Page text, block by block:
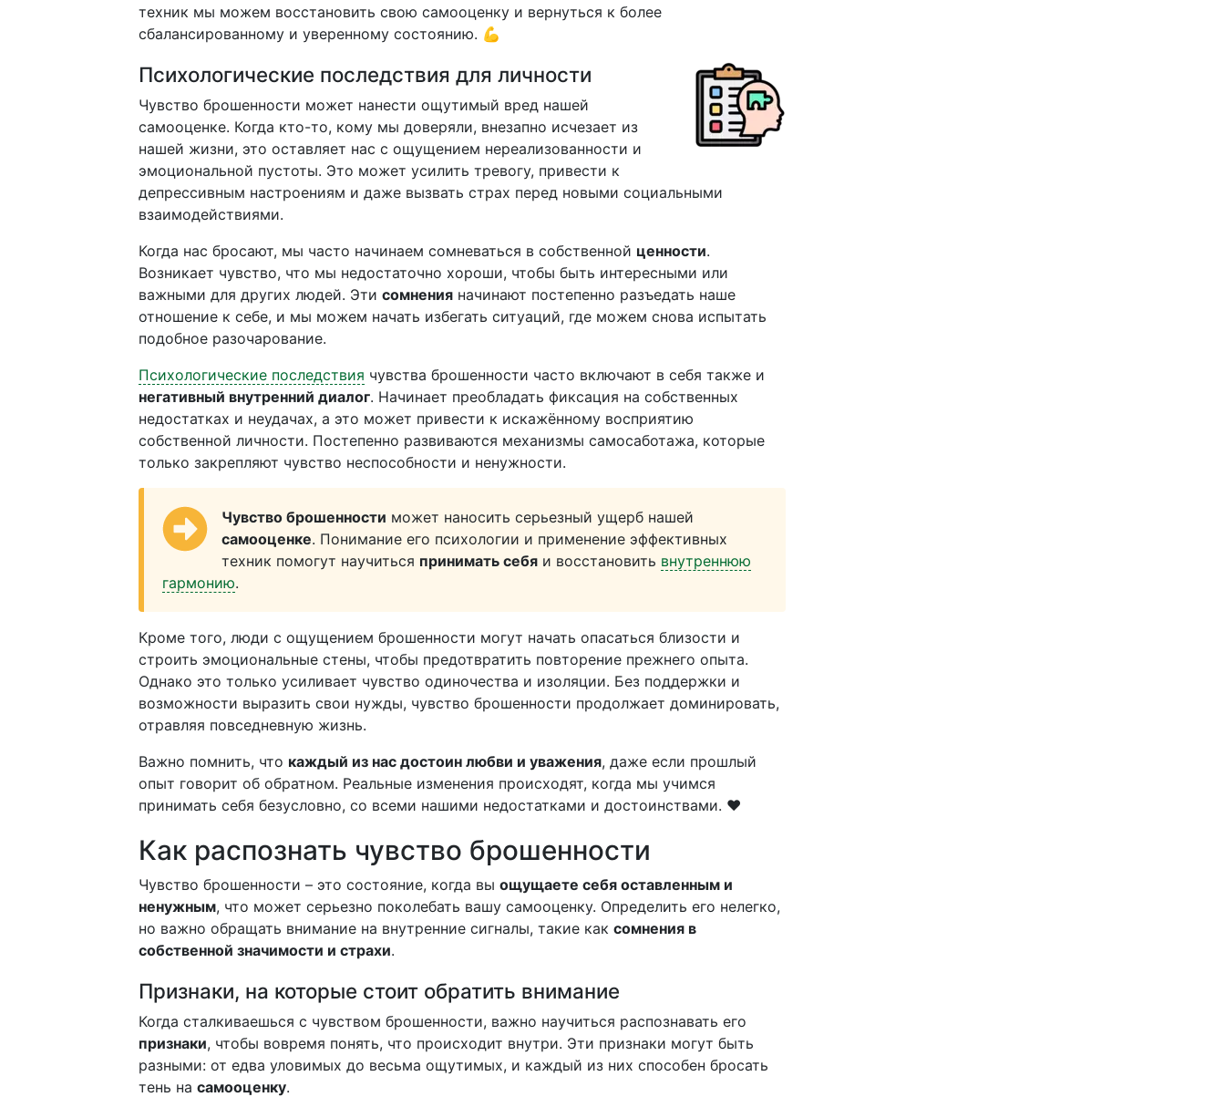
техник мы можем восстановить свою самооценку и вернуться к более
сбалансированному и уверенному состоянию. 💪
Психологические последствия для личности
Чувство брошенности может нанести ощутимый вред нашей
самооценке. Когда кто-то, кому мы доверяли, внезапно исчезает из
нашей жизни, это оставляет нас с ощущением нереализованности и
эмоциональной пустоты. Это может усилить тревогу, привести к
депрессивным настроениям и даже вызвать страх перед новыми социальными
взаимодействиями.
Когда нас бросают, мы часто начинаем сомневаться в собственной ценности.
Возникает чувство, что мы недостаточно хороши, чтобы быть интересными или
важными для других людей. Эти сомнения начинают постепенно разъедать наше
отношение к себе, и мы можем начать избегать ситуаций, где можем снова испытать
подобное разочарование.
Психологические последствия чувства брошенности часто включают в себя также и
негативный внутренний диалог. Начинает преобладать фиксация на собственных
недостатках и неудачах, а это может привести к искажённому восприятию
собственной личности. Постепенно развиваются механизмы самосаботажа, которые
только закрепляют чувство неспособности и ненужности.
Чувство брошенности может наносить серьезный ущерб нашей
самооценке. Понимание его психологии и применение эффективных
техник помогут научиться принимать себя и восстановить внутреннюю
гармонию.
Кроме того, люди с ощущением брошенности могут начать опасаться близости и
строить эмоциональные стены, чтобы предотвратить повторение прежнего опыта.
Однако это только усиливает чувство одиночества и изоляции. Без поддержки и
возможности выразить свои нужды, чувство брошенности продолжает доминировать,
отравляя повседневную жизнь.
Важно помнить, что каждый из нас достоин любви и уважения, даже если прошлый
опыт говорит об обратном. Реальные изменения происходят, когда мы учимся
принимать себя безусловно, со всеми нашими недостатками и достоинствами. ❤️
Как распознать чувство брошенности
Чувство брошенности – это состояние, когда вы ощущаете себя оставленным и
ненужным, что может серьезно поколебать вашу самооценку. Определить его нелегко,
но важно обращать внимание на внутренние сигналы, такие как сомнения в
собственной значимости и страхи.
Признаки, на которые стоит обратить внимание
Когда сталкиваешься с чувством брошенности, важно научиться распознавать его
признаки, чтобы вовремя понять, что происходит внутри. Эти признаки могут быть
разными: от едва уловимых до весьма ощутимых, и каждый из них способен бросать
тень на самооценку.